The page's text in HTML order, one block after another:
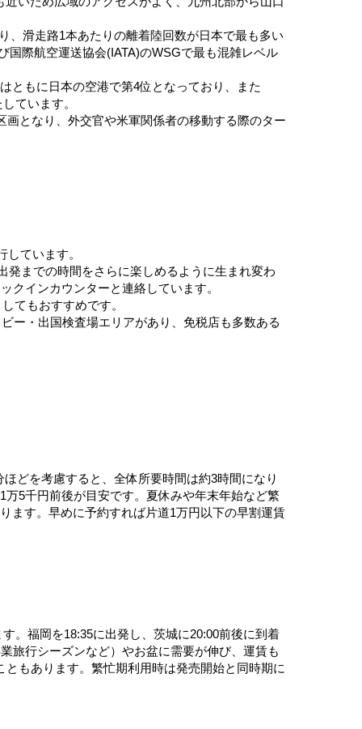
、滑走路1本あたりの離着陸回数が日本で最も多い
国際航空運送協会(IATA)のWSGで最も混雑レベル
ともに日本の空港で第4位となっており、また
ています。
となり、外交官や米軍関係者の移動する際のター
ています。
発までの時間をさらに楽しめるように生まれ変わ
クインカウンターと連絡しています。
てもおすすめです。
ー・出国検査場エリアがあり、免税店も多数ある
どを考慮すると、全体所要時間は約3時間になり
5千円前後が目安です。夏休みや年末年始など繁
ます。早めに予約すれば片道1万円以下の早割運賃
。福岡を18:35に出発し、茨城に20:00前後に到着
旅行シーズンなど）やお盆に需要が伸び、運賃も
もあります。繁忙期利用時は発売開始と同時期に